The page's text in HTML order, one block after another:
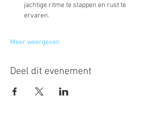
jachtige ritme te stappen en rust te
ervaren.
Meer weergeven
Deel dit evenement